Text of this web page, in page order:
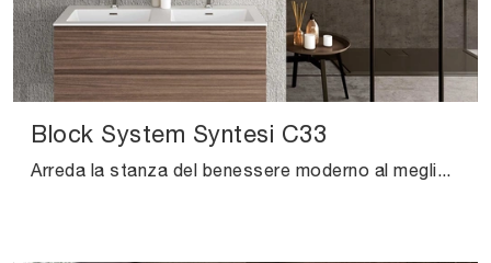
Block System Syntesi C33